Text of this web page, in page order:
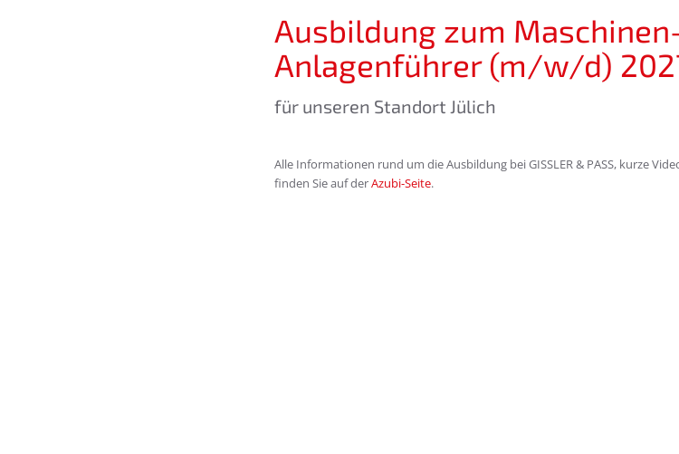
Ausbildung zum
Anlagenführer (m/w/d)
für unseren Standort Jülich
Alle Informationen rund um die Ausbildung bei GISSLER & PASS, kurze
finden Sie auf derAzubi-Seite.